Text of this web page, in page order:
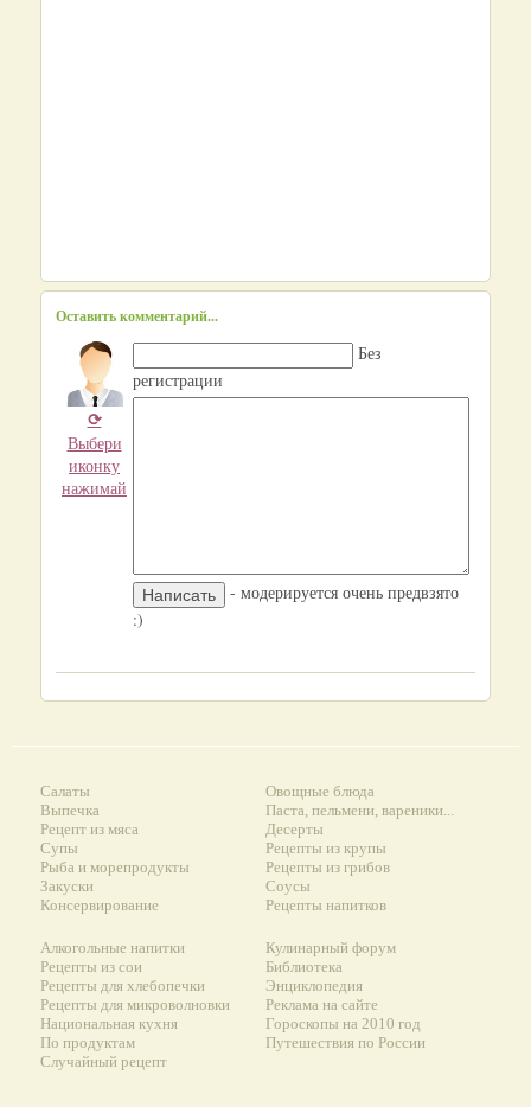
Оставить комментарий...
⟳
Выбери
иконку
нажимай
Без
регистрации
- модерируется очень предвзято
:)
Салаты
Выпечка
Рецепт из мяса
Супы
Рыба и морепродукты
Закуски
Консервирование
Овощные блюда
Паста, пельмени, вареники...
Десерты
Рецепты из крупы
Рецепты из грибов
Соусы
Рецепты напитков
Алкогольные напитки
Рецепты из сои
Рецепты для хлебопечки
Рецепты для микроволновки
Национальная кухня
По продуктам
Случайный рецепт
Кулинарный форум
Библиотека
Энциклопедия
Реклама на сайте
Гороскопы на 2010 год
Путешествия по России